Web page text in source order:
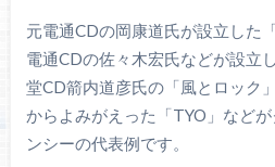
元電通CDの岡康道氏が設立した
電通CDの佐々木宏氏などが設立
堂CD箭内道彦氏の「風とロック
からよみがえった「TYO」など
ンシーの代表例です。